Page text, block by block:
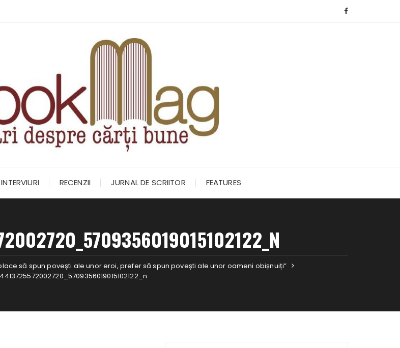
INTERVIURI RECENZII JURNAL DE SCRIITOR FEATURES
place să spun povești ale unor eroi, prefer să spun povești ale unor oameni obișnuiți”